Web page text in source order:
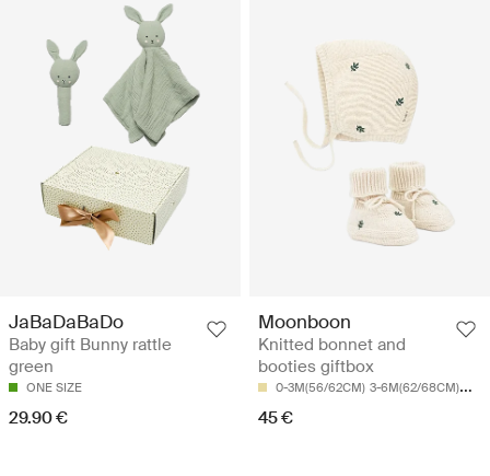
JaBaDaBaDo
Baby gift Bunny rattle
green
ONE SIZE
29.90 €
Moonboon
Knitted bonnet and
booties giftbox
0-3M(56/62CM) 3-6M(62/68CM) 6-
45 €